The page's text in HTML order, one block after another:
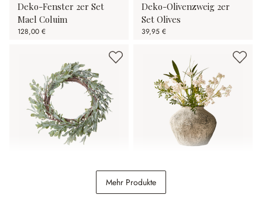
Deko-Fenster 2er Set
Mael Coluim
128,00 €
Deko-Olivenzweig 2er
Set Olives
39,95 €
Vase Champs
Mehr Produkte